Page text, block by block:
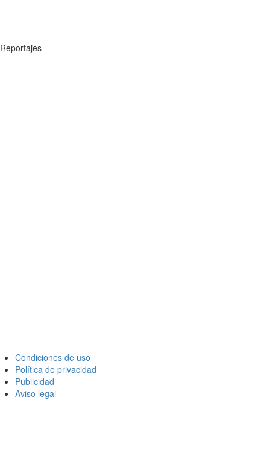
Reportajes
Condiciones de uso
Política de privacidad
Publicidad
Aviso legal